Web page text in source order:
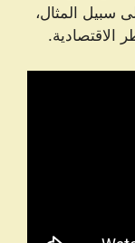
سبيل المثال،
الاقتصادية.